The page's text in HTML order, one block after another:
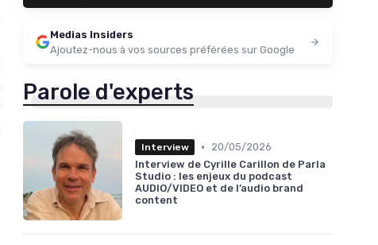
Medias Insiders
Ajoutez-nous à vos sources préférées sur Google
Parole d'experts
Interview •
20/05/2026
Interview de Cyrille Carillon de Parla
Studio : les enjeux du podcast
AUDIO/VIDEO et de l’audio brand
content